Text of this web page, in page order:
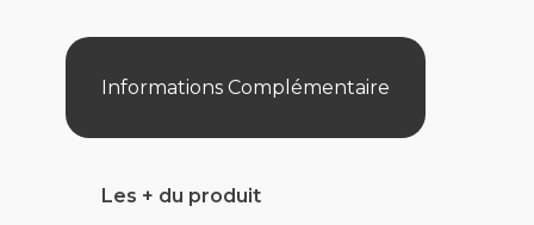
Proj.
100W
Informations Complémentaire
Les + du produit